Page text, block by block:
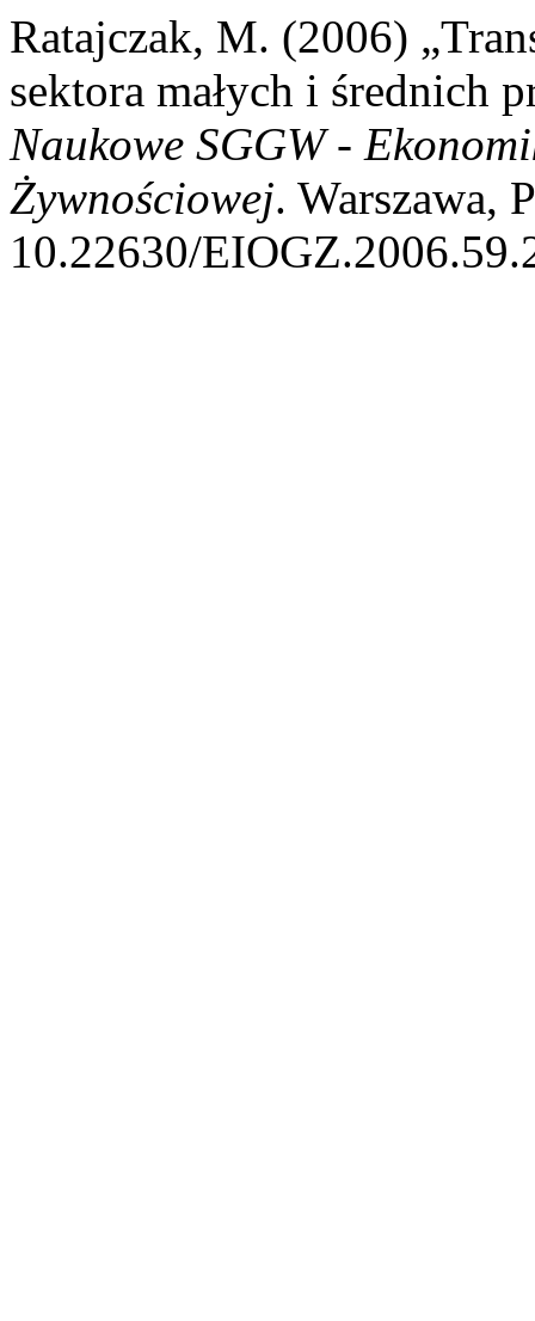
Ratajczak, M. (2006)
sektora małych i średnich
Naukowe SGGW -
Żywnościowej. Warszawa,
10.22630/